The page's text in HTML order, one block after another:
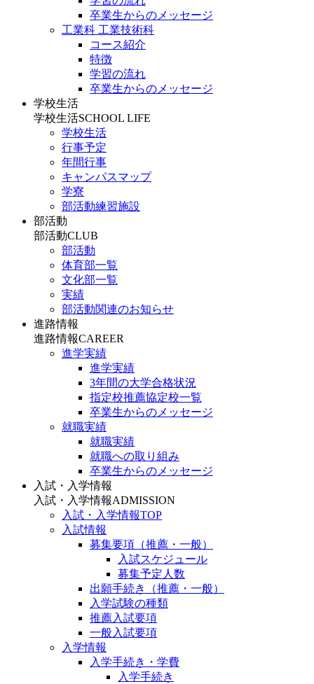
卒業生からのメッセージ
工業科 工業技術科
コース紹介
特徴
学習の流れ
卒業生からのメッセージ
学校生活
学校生活SCHOOL LIFE
学校生活
行事予定
年間行事
キャンパスマップ
学寮
部活動練習施設
部活動
部活動CLUB
部活動
体育部一覧
文化部一覧
実績
部活動関連のお知らせ
進路情報
進路情報CAREER
進学実績
進学実績
3年間の大学合格状況
指定校推薦協定校一覧
卒業生からのメッセージ
就職実績
就職実績
就職への取り組み
卒業生からのメッセージ
入試・入学情報
入試・入学情報ADMISSION
入試・入学情報TOP
入試情報
募集要項（推薦・一般）
入試スケジュール
募集予定人数
出願手続き（推薦・一般）
入学試験の種類
推薦入試要項
一般入試要項
入学情報
入学手続き・学費
入学手続き